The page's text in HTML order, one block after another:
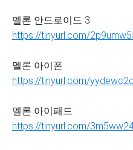
멜론 안드로이드 3
https://tinyurl.com/
멜론 아이폰
https://tinyurl.com/yydewc2c
멜론 아이패드
https://tinyurl.com/